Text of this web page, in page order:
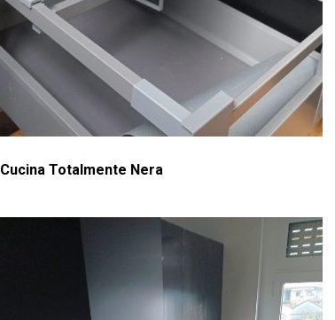
Cucina Totalmente Nera